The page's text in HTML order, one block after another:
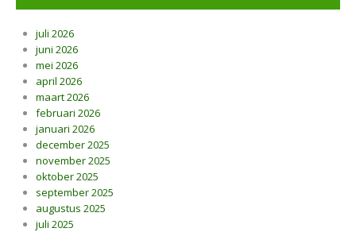
juli 2026
juni 2026
mei 2026
april 2026
maart 2026
februari 2026
januari 2026
december 2025
november 2025
oktober 2025
september 2025
augustus 2025
juli 2025